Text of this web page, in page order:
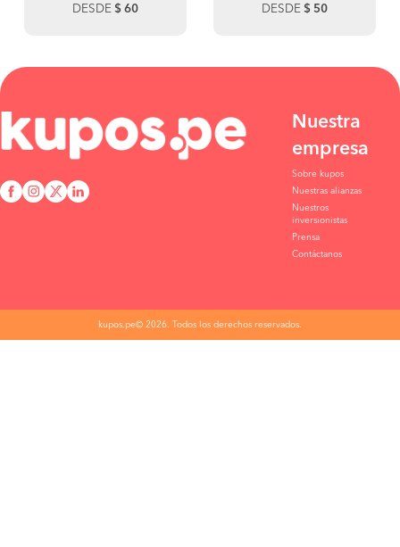
DESDE $ 60
DESDE $ 50
Nuestra
empresa
Sobre kupos
Nuestras alianzas
Nuestros
inversionistas
Prensa
Contáctanos
kupos.pe© 2026. Todos los derechos reservados.